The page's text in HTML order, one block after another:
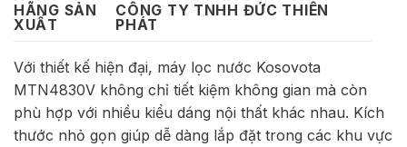
HÃNG SẢN
XUẤT
CÔNG TY TNHH ĐỨC THIÊN
PHÁT
Với thiết kế hiện đại, máy lọc nước Kosovota
MTN4830V không chỉ tiết kiệm không gian mà còn
phù hợp với nhiều kiểu dáng nội thất khác nhau. Kích
thước nhỏ gọn giúp dễ dàng lắp đặt trong các khu vực